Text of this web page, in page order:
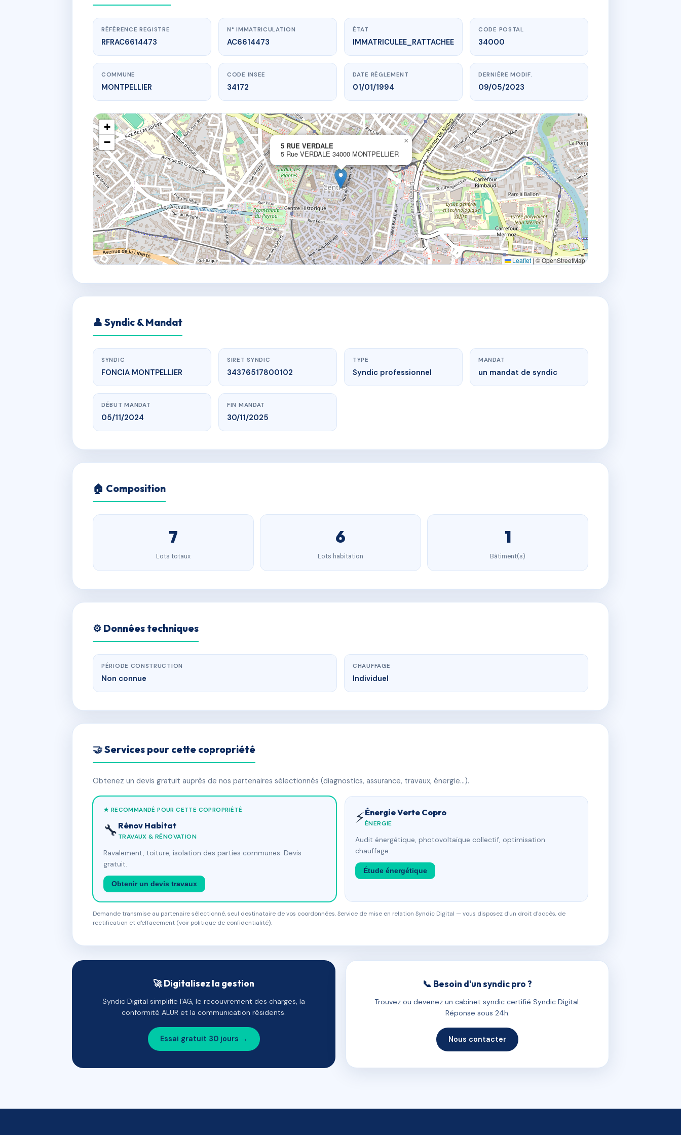
www.vme.plus/AC6614473
5 RUE VERDALE
5 r verdale34000 MONTPELLIER
RÉFÉRENCE REGISTRE
RFRAC6614473
N° IMMATRICULATION
AC6614473
ÉTAT
IMMATRICULEE_RATTACHEE
CODE POSTAL
34000
COMMUNE
MONTPELLIER
CODE INSEE
34172
DATE RÈGLEMENT
01/01/1994
DERNIÈRE MODIF.
09/05/2023
5 RUE VERDALE
5 Rue VERDALE 34000 MONTPELLIER
×
+
−
Leaflet|© OpenStreetMap
👤 Syndic & Mandat
SYNDIC
FONCIA MONTPELLIER
SIRET SYNDIC
34376517800102
TYPE
Syndic professionnel
MANDAT
un mandat de syndic
DÉBUT MANDAT
05/11/2024
FIN MANDAT
30/11/2025
🏠 Composition
7
Lots totaux
6
Lots habitation
1
Bâtiment(s)
⚙️ Données techniques
PÉRIODE CONSTRUCTION
Non connue
CHAUFFAGE
Individuel
🤝 Services pour cette copropriété
Obtenez un devis gratuit auprès de nos partenaires sélectionnés (diagnostics, assurance, travaux, énergie…).
★ RECOMMANDÉ POUR CETTE COPROPRIÉTÉ
🔧 Rénov Habitat
TRAVAUX & RÉNOVATION
Ravalement, toiture, isolation des parties communes. Devis
gratuit.
Obtenir un devis travaux
⚡Énergie Verte Copro
ÉNERGIE
Audit énergétique, photovoltaïque collectif, optimisation
chauffage.
Étude énergétique
Demande transmise au partenaire sélectionné, seul destinataire de vos coordonnées. Service de mise en relation Syndic Digital — vous disposez d'un droit d'accès, de
rectification et d'effacement (voir politique de confidentialité).
🚀 Digitalisez la gestion
Syndic Digital simplifie l'AG, le recouvrement des charges, la
conformité ALUR et la communication résidents.
Essai gratuit 30 jours →
📞 Besoin d'un syndic pro ?
Trouvez ou devenez un cabinet syndic certifié Syndic Digital.
Réponse sous 24h.
Nous contacter